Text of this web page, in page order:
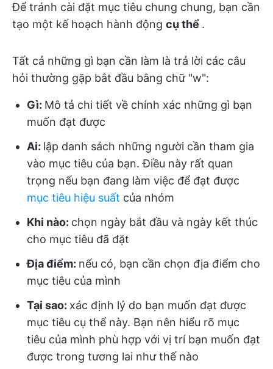
Để tránh cài đặt mục tiêu chung chung, bạn cần
tạo một kế hoạch hành động cụ thể .
Tất cả những gì bạn cần làm là trả lời các câu
hỏi thường gặp bắt đầu bằng chữ "w":
Gì: Mô tả chi tiết về chính xác những gì bạn
muốn đạt được
Ai: lập danh sách những người cần tham gia
vào mục tiêu của bạn. Điều này rất quan
trọng nếu bạn đang làm việc để đạt được
mục tiêu hiệu suất của nhóm
Khi nào: chọn ngày bắt đầu và ngày kết thúc
cho mục tiêu đã đặt
Địa điểm: nếu có, bạn cần chọn địa điểm cho
mục tiêu của mình
Tại sao: xác định lý do bạn muốn đạt được
mục tiêu cụ thể này. Bạn nên hiểu rõ mục
tiêu của mình phù hợp với vị trí bạn muốn đạt
được trong tương lai như thế nào